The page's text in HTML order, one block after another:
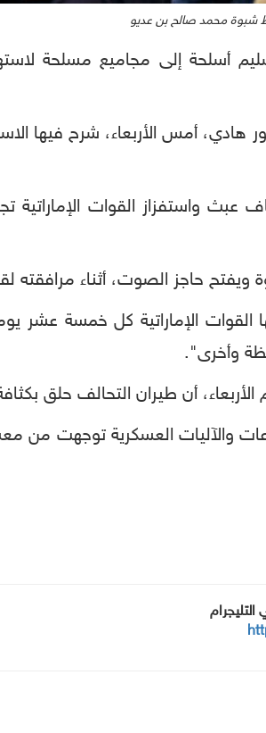
شبوة محمد صالح بن عديو
أسلحة إلى مجاميع مسلحة
أمس الأربعاء، شرح فيها
عبث واستفزاز القوات
حاجز الصوت، أثناء مرافقته
الإماراتية كل خمسة عشر
وأخرى".
أن طيران التحالف حلق
والآليات العسكرية توجهت من
التليجرام